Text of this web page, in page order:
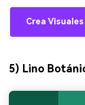
Crea
5) Lino